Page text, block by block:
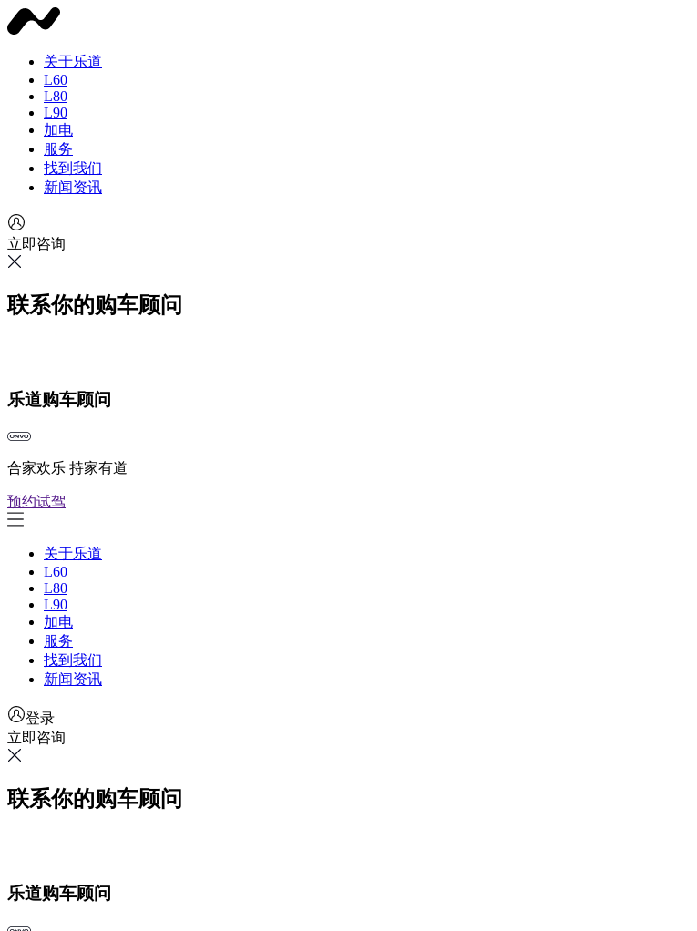
关于乐道
L60
L80
L90
加电
服务
找到我们
新闻资讯
立即咨询
联系你的购车顾问
乐道购车顾问
合家欢乐 持家有道
预约试驾
关于乐道
L60
L80
L90
加电
服务
找到我们
新闻资讯
登录
立即咨询
联系你的购车顾问
乐道购车顾问